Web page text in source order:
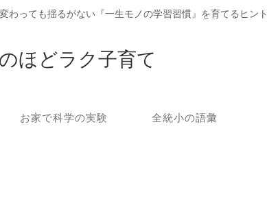
っても揺るがない『一生モノの学習習慣』を育てるヒント
ほどラク子育て
お家で科学の実験 全統小の語彙